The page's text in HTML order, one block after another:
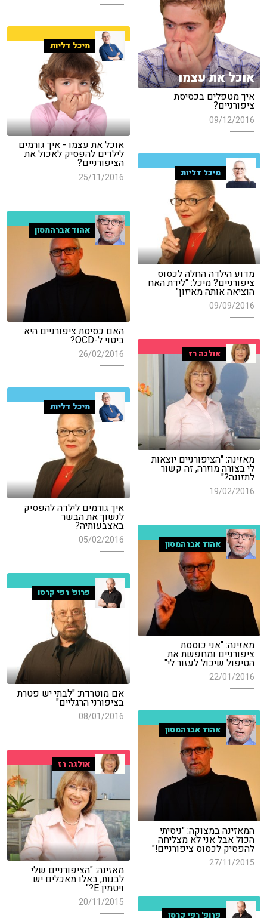
אוכל את עצמו
איך מטפלים בכסיסת
ציפורניים?
09/12/2016
מיכל דליות
אוכל את עצמו - איך גורמים
לילדים להפסיק לאכול את
הציפורניים?
25/11/2016 מיכל דליות
מדוע הילדה החלה לכסוס
ציפורניים? מיכל: "לידת האח
הוציאה אותה מאיזון"
09/09/2016
אהוד אברהמסון
האם כסיסת ציפורניים היא
ביטוי ל-OCD?
26/02/2016 אולגה רז
מאזינה: "הציפורניים יוצאות
לי בצורה מוזרה, זה קשור
לתזונה?"
19/02/2016
מיכל דליות
איך גורמים לילדה להפסיק
לנשוך את הבשר
באצבעותיה?
05/02/2016 אהוד אברהמסון
מאזינה: "אני כוססת
ציפורניים ומחפשת את
הטיפול שיכול לעזור לי"
22/01/2016
פרופ' רפי קרסו
אם מוטרדת: "לבתי יש פטרת
בציפורני הרגליים"
08/01/2016
אהוד אברהמסון
המאזינה במצוקה: "ניסיתי
הכול אבל אני לא מצליחה
להפסיק לכסוס ציפורניים!"
27/11/2015
אולגה רז
מאזינה: "הציפורניים שלי
לבנות, באלו מאכלים יש
ויטמין E?"
20/11/2015
פרופ' רפי קרסו